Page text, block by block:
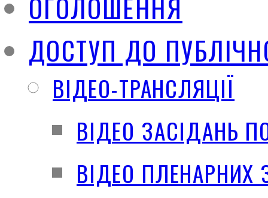
ДОСТУП ДО
ВІДЕО-ТРАНСЛЯЦІЇ
ВІДЕО ЗАСІДАНЬ
ВІДЕО ПЛЕНАРНИХ